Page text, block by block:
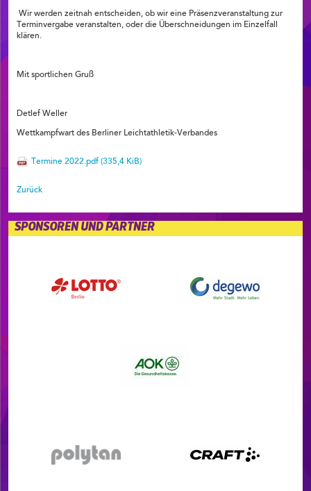
Wir werden zeitnah entscheiden, ob wir eine Präsenzveranstaltung zur
Terminvergabe veranstalten, oder die Überschneidungen im Einzelfall
klären.
Mit sportlichen Gruß
Detlef Weller
Wettkampfwart des Berliner Leichtathletik-Verbandes
Termine 2022.pdf (335,4 KiB)
Zurück
SPONSOREN UND PARTNER